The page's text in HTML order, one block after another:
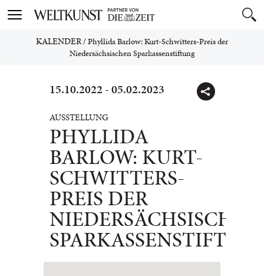
Toggle
KALENDER/Phyllida Barlow: Kurt-Schwitters-Preis der
Niedersächsischen Sparkassenstiftung
15.10.2022 - 05.02.2023
AUSSTELLUNG
PHYLLIDA
BARLOW: KURT-
SCHWITTERS-
PREIS DER
NIEDERSÄCHSISCHEN